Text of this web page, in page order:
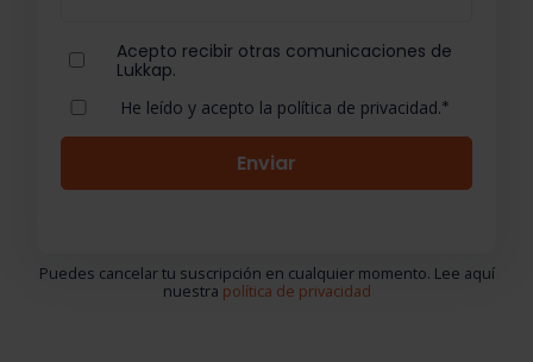
Acepto recibir otras comunicaciones de
Lukkap.
He leído y acepto la política de privacidad.*
Puedes cancelar tu suscripción en cualquier momento. Lee aquí
nuestra política de privacidad